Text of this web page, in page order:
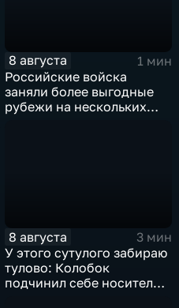
8 августа
1 мин
Российские войска
заняли более выгодные
рубежи на нескольких
8 августа
3 мин
У этого сутулого забираю
тулово: Колобок
подчинил себе носителя в